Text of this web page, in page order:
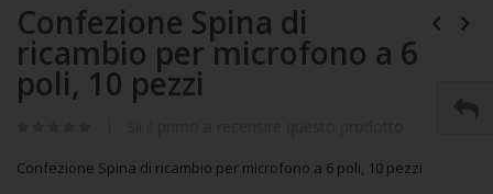
all'inizio
della
galleria
immagini
Confezione Spina di
ricambio per microfono a 6
poli, 10 pezzi
Confezione Spina di ricambio per microfono a 6 poli, 10 pezzi